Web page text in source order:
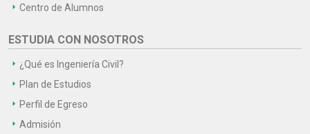
Centro de Alumnos
ESTUDIA CON NOSOTROS
¿Qué es Ingeniería Civil?
Plan de Estudios
Perfil de Egreso
Admisión